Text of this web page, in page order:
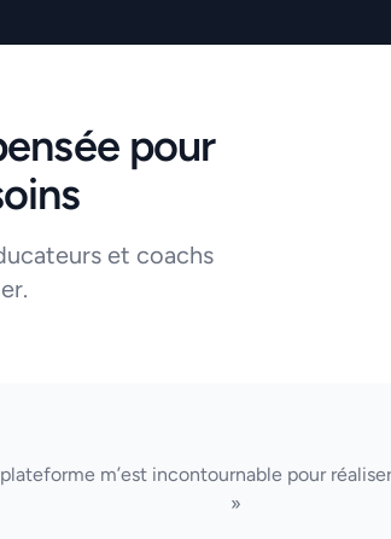
pour
et coachs
m’est incontournable pour
»